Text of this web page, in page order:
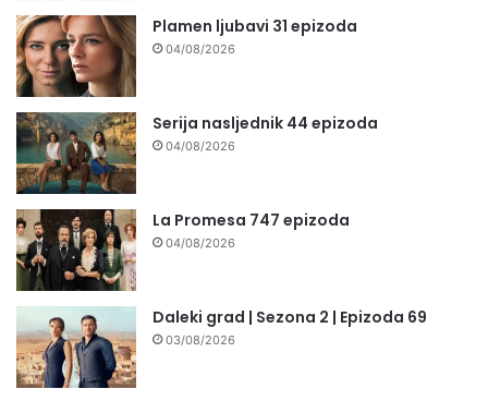
Plamen ljubavi 31 epizoda
04/08/2026
Serija nasljednik 44 epizoda
04/08/2026
La Promesa 747 epizoda
04/08/2026
Daleki grad | Sezona 2 | Epizoda 69
03/08/2026